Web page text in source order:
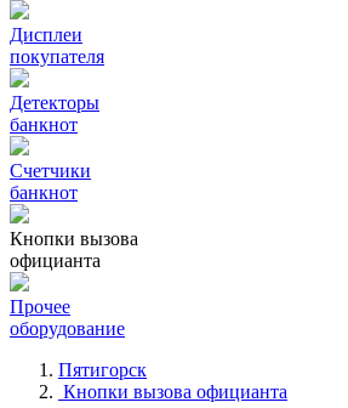
Дисплеи
покупателя
Детекторы
банкнот
Счетчики
банкнот
Кнопки вызова
официанта
Прочее
оборудование
Пятигорск
Кнопки вызова официанта